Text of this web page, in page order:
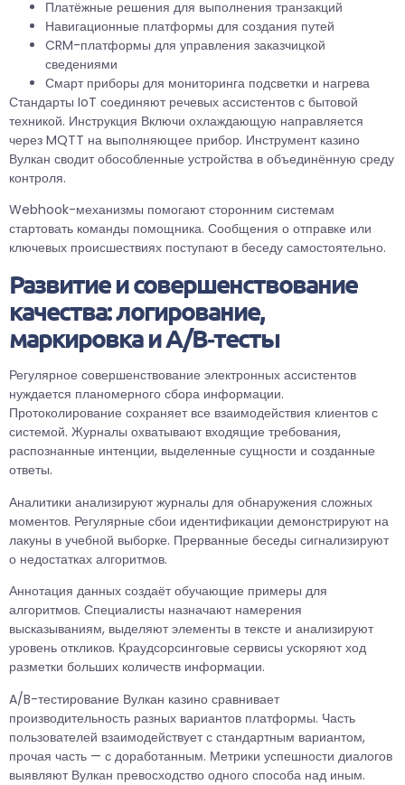
Платёжные решения для выполнения транзакций
Навигационные платформы для создания путей
CRM-платформы для управления заказчицкой
сведениями
Смарт приборы для мониторинга подсветки и нагрева
Стандарты IoT соединяют речевых ассистентов с бытовой
техникой. Инструкция Включи охлаждающую направляется
через MQTT на выполняющее прибор. Инструмент казино
Вулкан сводит обособленные устройства в объединённую среду
контроля.
Webhook-механизмы помогают сторонним системам
стартовать команды помощника. Сообщения о отправке или
ключевых происшествиях поступают в беседу самостоятельно.
Развитие и совершенствование
качества: логирование,
маркировка и A/B‑тесты
Регулярное совершенствование электронных ассистентов
нуждается планомерного сбора информации.
Протоколирование сохраняет все взаимодействия клиентов с
системой. Журналы охватывают входящие требования,
распознанные интенции, выделенные сущности и созданные
ответы.
Аналитики анализируют журналы для обнаружения сложных
моментов. Регулярные сбои идентификации демонстрируют на
лакуны в учебной выборке. Прерванные беседы сигнализируют
о недостатках алгоритмов.
Аннотация данных создаёт обучающие примеры для
алгоритмов. Специалисты назначают намерения
высказываниям, выделяют элементы в тексте и анализируют
уровень откликов. Краудсорсинговые сервисы ускоряют ход
разметки больших количеств информации.
A/B-тестирование Вулкан казино сравнивает
производительность разных вариантов платформы. Часть
пользователей взаимодействует с стандартным вариантом,
прочая часть — с доработанным. Метрики успешности диалогов
выявляют Вулкан превосходство одного способа над иным.